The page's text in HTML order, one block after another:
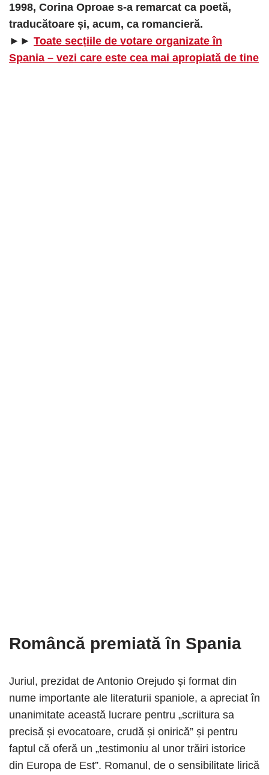
1998, Corina Oproae s-a remarcat ca poetă,
traducătoare și, acum, ca romancieră.
►► Toate secțiile de votare organizate în
Spania – vezi care este cea mai apropiată de tine
Româncă premiată în Spania
Juriul, prezidat de Antonio Orejudo și format din
nume importante ale literaturii spaniole, a apreciat în
unanimitate această lucrare pentru „scriitura sa
precisă și evocatoare, crudă și onirică” și pentru
faptul că oferă un „testimoniu al unor trăiri istorice
din Europa de Est”. Romanul, de o sensibilitate lirică